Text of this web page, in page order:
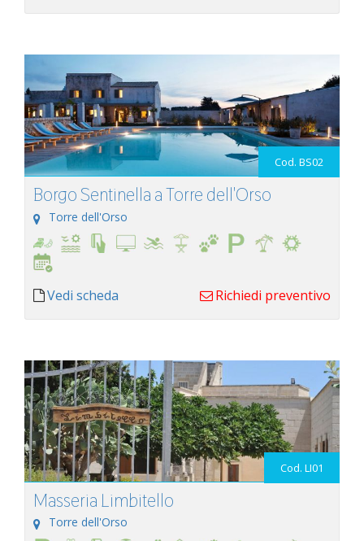
Cod. BS02
Borgo Sentinella a Torre dell'Orso
Torre dell'Orso
Vedi scheda Richiedi preventivo
Cod. LI01
Masseria Limbitello
Torre dell'Orso